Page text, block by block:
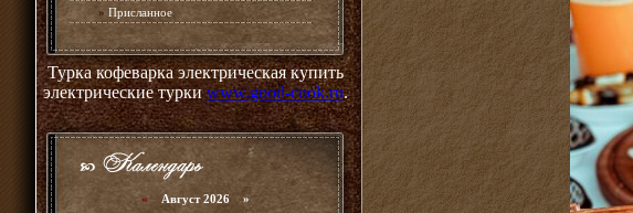
» Присланное
Турка кофеварка электрическая купить
электрические туркиwww.good-cook.ru.
« Август 2026 »